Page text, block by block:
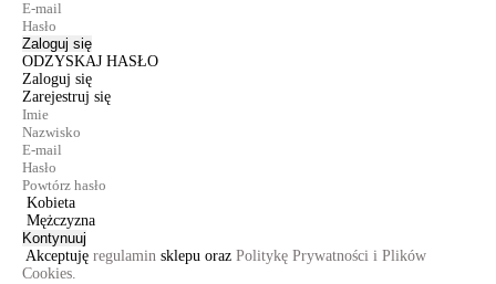
Zaloguj się
ODZYSKAJ HASŁO
Zaloguj się
Zarejestruj się
Kobieta
Mężczyzna
Kontynuuj
Akceptuję regulamin sklepu oraz Politykę Prywatności i Plików
Cookies.